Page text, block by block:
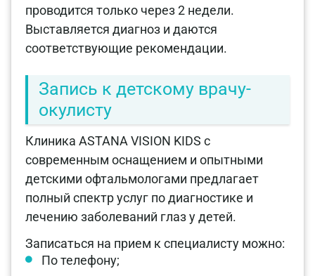
проводится только через 2 недели.
Выставляется диагноз и даются
соответствующие рекомендации.
Запись к детскому врачу-
окулисту
Клиника ASTANA VISION KIDS с
современным оснащением и опытными
детскими офтальмологами предлагает
полный спектр услуг по диагностике и
лечению заболеваний глаз у детей.
Записаться на прием к специалисту можно:
По телефону;